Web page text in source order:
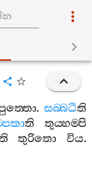
. සබ‍්බධීති
ති
තුය‍්හම‍්පි
තුරිතො විය.